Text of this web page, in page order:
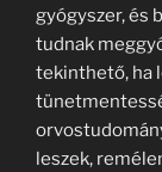
gyógyszer, és
tudnak
tekinthető, ha
leszek,